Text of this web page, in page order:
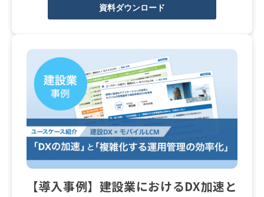
資料ダウンロード
【導入事例】建設業におけるDX加速と